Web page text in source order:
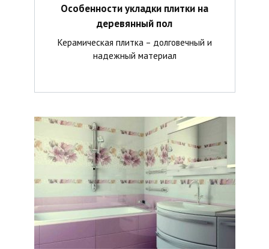
Особенности укладки плитки на
деревянный пол
Керамическая плитка – долговечный и
надежный материал